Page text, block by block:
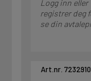
Logg inn eller
registrer deg
se din
Art.nr.